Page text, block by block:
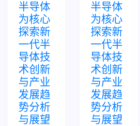
半导体
为核心
探索新
一代半
导体技
术创新
与产业
发展趋
势分析
与展望
半导体
为核心
探索新
一代半
导体技
术创新
与产业
发展趋
势分析
与展望